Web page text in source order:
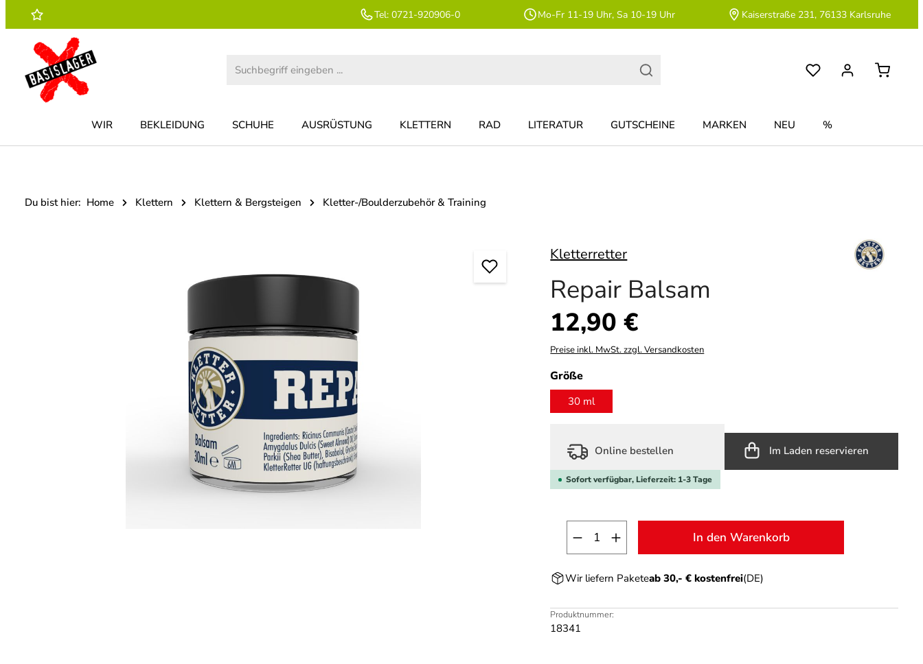
Hauptinhalt springen
Zur Suche springen
Zur Hauptnavigation springen Tel: 0721-920906-0 Mo-Fr 11-19 Uhr, Sa 10-19 Uhr Kaiserstraße 231, 76133 Karlsruhe
WIR BEKLEIDUNG SCHUHE AUSRÜSTUNG KLETTERN RAD LITERATUR GUTSCHEINE MARKEN NEU %
Du bist hier: Home Klettern Klettern & Bergsteigen Kletter-/Boulderzubehör & Training
Kletterretter
Repair Balsam
Regulärer Preis:
12,90 €
Preise inkl. MwSt. zzgl. Versandkosten
Größeauswählen
30 ml
Online bestellen Im Laden reservieren
Sofort verfügbar, Lieferzeit: 1-3 Tage
Produkt Anzahl: Gib den gewünschten Wert
In den Warenkorb
Wir liefern Paketeab 30,- € kostenfrei(DE)
Produktnummer:
18341